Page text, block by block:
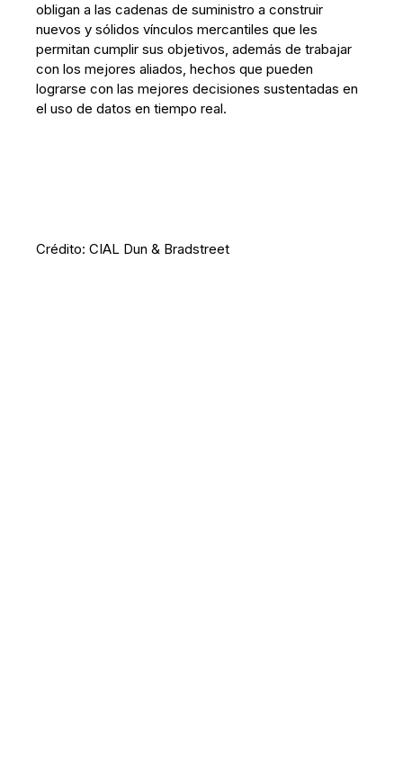
obligan a las cadenas de suministro a construir
nuevos y sólidos vínculos mercantiles que les
permitan cumplir sus objetivos, además de trabajar
con los mejores aliados, hechos que pueden
lograrse con las mejores decisiones sustentadas en
el uso de datos en tiempo real.
Crédito: CIAL Dun & Bradstreet